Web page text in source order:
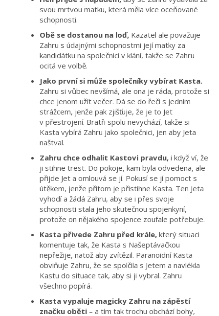
svou mrtvou matku, která měla více oceňované
schopnosti.
Obě se dostanou na loď, Kazatel ale považuje
Zahru s údajnými schopnostmi její matky za
kandidátku na společnici v klání, takže se Zahru
ocitá ve volbě.
Jako první si může společníky vybírat Kasta.
Zahru si vůbec nevšímá, ale ona je ráda, protože si
chce jenom užít večer. Dá se do řeči s jedním
strážcem, jenže pak zjišťuje, že je to Jet
v přestrojení. Bratři spolu nevychází, takže si
Kasta vybírá Zahru jako společnici, jen aby Jeta
naštval.
Zahru chce odhalit Kastovi pravdu, i když ví, že
ji stihne trest. Do pokoje, kam byla odvedena, ale
přijde Jet a omlouvá se jí. Pokusí se jí pomoct s
útěkem, jenže přitom je přistihne Kasta. Ten Jeta
vyhodí a žádá Zahru, aby se i přes svoje
schopnosti stala jeho skutečnou spojenkyní,
protože on nějakého spojence zoufale potřebuje.
Kasta přivede Zahru před krále, který situaci
komentuje tak, že Kasta s Našeptávačkou
nepřežije, natož aby zvítězil. Paranoidní Kasta
obviňuje Zahru, že se spolčila s Jetem a navlékla
Kastu do situace tak, aby si ji vybral. Zahru
všechno popírá.
Kasta vypaluje magicky Zahru na zápěstí
značku oběti – a tím tak trochu obchází bohy,